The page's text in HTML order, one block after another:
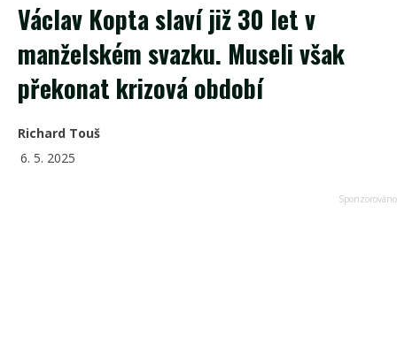
Václav Kopta slaví již 30 let v
manželském svazku. Museli však
překonat krizová období
Richard Touš
6. 5. 2025